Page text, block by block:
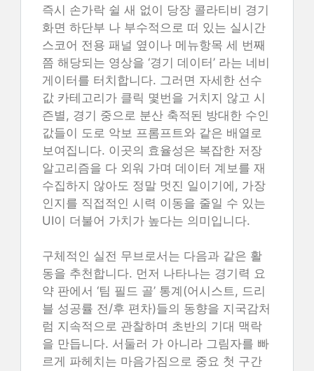
즉시 손가락 쉴 새 없이 당장 콜라티비 경기
화면 하단부 나 부수적으로 떠 있는 실시간
스코어 전용 패널 옆이나 메뉴항목 세 번째
쯤 해당되는 영상을 ‘경기 데이터’ 라는 네비
게이터를 터치합니다. 그러면 자세한 선수
값 카테고리가 클릭 몇번을 거치지 않고 시
즌별, 경기 중으로 분산 축적된 방대한 수인
값들이 도로 악보 프롬프트와 같은 배열로
보여집니다. 이곳의 효율성은 복잡한 저장
알고리즘을 다 외워 가며 데이터 계보를 재
수집하지 않아도 정말 멋진 일이기에, 가장
인지를 직접적인 시력 이동을 줄일 수 있는
UI이 더불어 가치가 높다는 의미입니다.
구체적인 실전 무브로서는 다음과 같은 활
동을 추천합니다. 먼저 나타나는 경기력 요
약 판에서 ‘팀 필드 골’ 통계(어시스트, 드리
블 성공률 전/후 편차)들의 동향을 지국감처
럼 지속적으로 관찰하며 초반의 기대 맥락
을 만듭니다. 서둘러 가 아니라 그림자를 빠
르게 파헤치는 마음가짐으로 중요 첫 구간